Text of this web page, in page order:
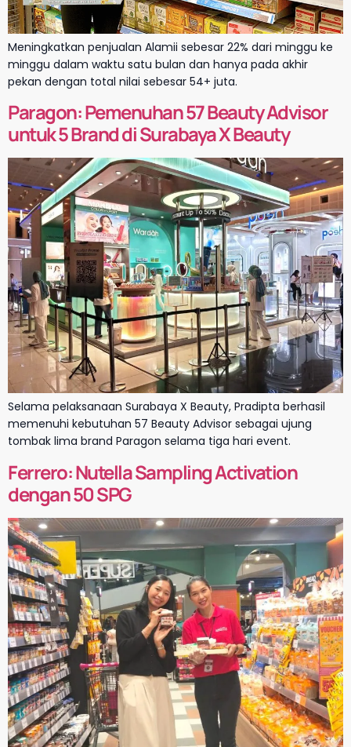
Meningkatkan penjualan Alamii sebesar 22% dari minggu ke
minggu dalam waktu satu bulan dan hanya pada akhir
pekan dengan total nilai sebesar 54+ juta.
Paragon: Pemenuhan 57 Beauty Advisor
untuk 5 Brand di Surabaya X Beauty
Selama pelaksanaan Surabaya X Beauty, Pradipta berhasil
memenuhi kebutuhan 57 Beauty Advisor sebagai ujung
tombak lima brand Paragon selama tiga hari event.
Ferrero: Nutella Sampling Activation
dengan 50 SPG